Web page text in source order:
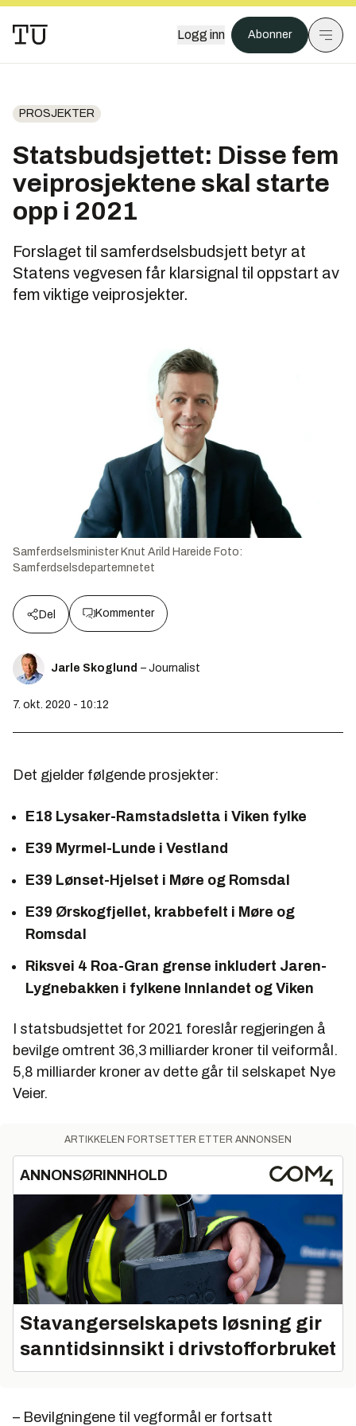
Logg inn Abonner
PROSJEKTER
Statsbudsjettet: Disse fem
veiprosjektene skal starte
opp i 2021
Forslaget til samferdselsbudsjett betyr at
Statens vegvesen får klarsignal til oppstart av
fem viktige veiprosjekter.
Samferdselsminister Knut Arild Hareide Foto:
Samferdselsdepartemnetet
Del Kommenter
Jarle Skoglund – Journalist
7. okt. 2020 - 10:12
Det gjelder følgende prosjekter:
E18 Lysaker-Ramstadsletta i Viken fylke
E39 Myrmel-Lunde i Vestland
E39 Lønset-Hjelset i Møre og Romsdal
E39 Ørskogfjellet, krabbefelt i Møre og
Romsdal
Riksvei 4 Roa-Gran grense inkludert Jaren-
Lygnebakken i fylkene Innlandet og Viken
I statsbudsjettet for 2021 foreslår regjeringen å
bevilge omtrent 36,3 milliarder kroner til veiformål.
5,8 milliarder kroner av dette går til selskapet Nye
Veier.
ARTIKKELEN FORTSETTER ETTER ANNONSEN
ANNONSØRINNHOLD
Stavangerselskapets løsning gir
sanntidsinnsikt i drivstofforbruket
– Bevilgningene til vegformål er fortsatt